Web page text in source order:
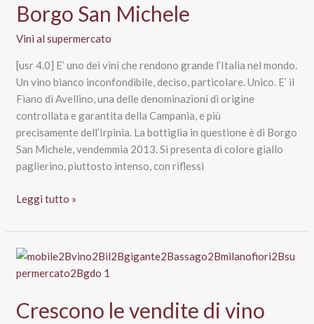
Borgo San Michele
Vini al supermercato
[usr 4.0] E’ uno dei vini che rendono grande l’Italia nel mondo.
Un vino bianco inconfondibile, deciso, particolare. Unico. E’ il
Fiano di Avellino, una delle denominazioni di origine
controllata e garantita della Campania, e più
precisamente dell’Irpinia. La bottiglia in questione è di Borgo
San Michele, vendemmia 2013. Si presenta di colore giallo
paglierino, piuttosto intenso, con riflessi
Fiano
Avellino
2013
Borgo
Michele
Leggi tutto »
Crescono le vendite di vino